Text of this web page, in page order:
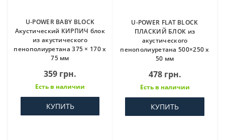
U-POWER BABY BLOCK
Акустический КИРПИЧ блок
из акустического
пенополиуретана 375 × 170 х
75 мм
359 грн.
Есть в наличии
КУПИТЬ
U-POWER FLAT BLOCK
ПЛАСКИЙ БЛОК из
акустического
пенополиуретана 500×250 х
50 мм
478 грн.
Есть в наличии
КУПИТЬ